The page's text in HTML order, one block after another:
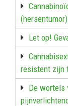
(hersentumor)
Let op!
resistent zijn
De wortels